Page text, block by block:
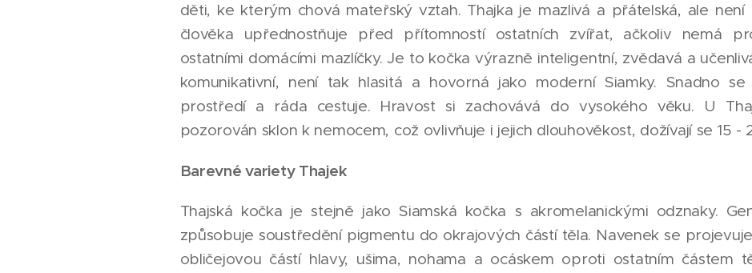
děti, ke kterým chová mateřský vztah. Thajka je mazlivá a přátelská, ale není
člověka upřednostňuje před přítomností ostatních zvířat, ačkoliv nemá
ostatními domácími mazlíčky. Je to kočka výrazně inteligentní, zvědavá a
komunikativní, není tak hlasitá a hovorná jako moderní Siamky. Snadno
prostředí a ráda cestuje. Hravost si zachovává do vysokého věku. U
pozorován sklon k nemocem, což ovlivňuje i jejich dlouhověkost, dožívají se 15 -
Barevné variety Thajek
Thajská kočka je stejně jako Siamská kočka s akromelanickými odznaky.
způsobuje soustředění pigmentu do okrajových částí těla. Navenek se
obličejovou částí hlavy, ušima, nohama a ocáskem oproti ostatním částem